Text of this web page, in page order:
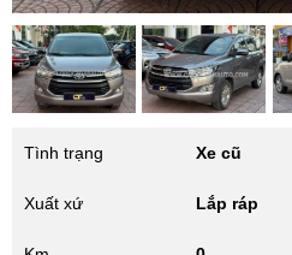
Tình trạng Xe cũ
Xuất xứ Lắp ráp